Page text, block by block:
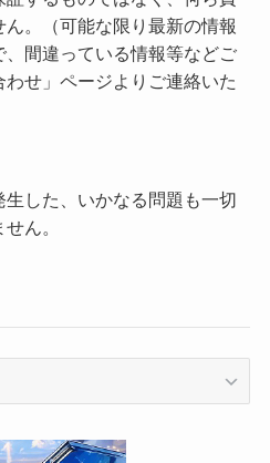
。（可能な限り最新の情報
間違っている情報等などご
せ」ページよりご連絡いた
した、いかなる問題も一切
ん。